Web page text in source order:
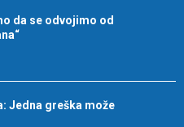
da se odvojimo od
Jedna greška može